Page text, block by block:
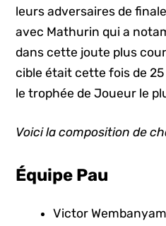
leurs adversaires de
avec Mathurin qui a
dans cette joute plus
cible était cette fois de
le trophée de Joueur le
Voici la composition de
Équipe Pau
Victor